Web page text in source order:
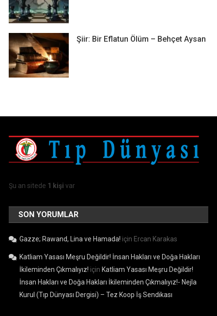
Şiir: Bir Eflatun Ölüm – Behçet Aysan
Şu an sitede 1 kişi var
SON YORUMLAR
Gazze; Rawand, Lina ve Hamada! için Ercan Karakas
Katliam Yasası Meşru Değildir! İnsan Hakları ve Doğa Hakları
İkileminden Çıkmalıyız! için Katliam Yasası Meşru Değildir!
İnsan Hakları ve Doğa Hakları İkileminden Çıkmalıyız!- Nejla
Kurul (Tıp Dünyası Dergisi) – Tez Koop İş Sendikası